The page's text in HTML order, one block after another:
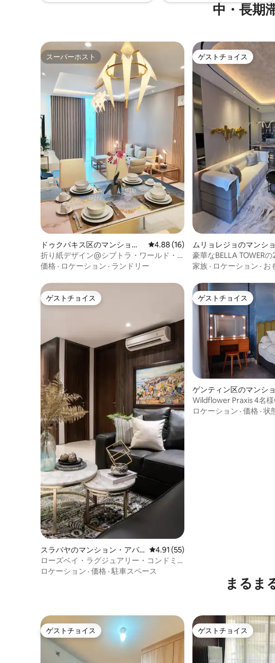
中・長期
スーパーホスト
スーパーホスト
ドゥクパキス区のマンショ
ン・アパート
レビュー16件、5つ星中4.88つ星の
4.88 (16)
折り紙デザイン@シプトラ・ワールド・
スラバヤ
価格 · ロケーション · ランドリー
ゲストチョイス
ゲストチョイス
ムリョレジョのマンシ
ート
豪華なBELLA TOWER
マンション・アパート ​
家族 · ロケーション · お
ゲストチョイス
ゲストチョイス
スラバヤのマンション・アパ
ート
レビュー55件、5つ星中4.91つ星の平
4.91 (55)
ローズベイ・ラグジュアリー・コンドミ
ニアム
ロケーション · 価格 ·駐車スペース
ゲストチョイス
ゲストチョイス
ゲンティン区のマンシ
アパート
Wildflower Praxis 4名様
ンガン
ロケーション · 価格 · 状
まるま
ゲストチョイス
ゲストチョイス ゲストチョイス
ゲストチョイス